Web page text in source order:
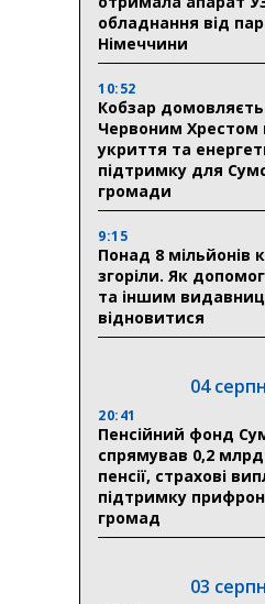
обладнання від
Німеччини
10:52
Кобзар
Червоним Хрестом
укриття та
підтримку для
громади
9:15
Понад 8 мільйонів
згоріли. Як
та іншим
відновитися
04
20:41
Пенсійний фонд
спрямував 0,2 млрд
пенсії, страхові
підтримку
громад
03